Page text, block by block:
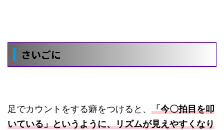
さいごに
足でカウントをする癖をつけると、 「今〇拍目を叩
いている」というように、リズムが見えやすくなり